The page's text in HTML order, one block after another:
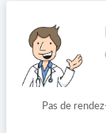
Pas de